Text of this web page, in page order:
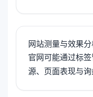
网站测量与效果
官网可能通过标
源、页面表现与询